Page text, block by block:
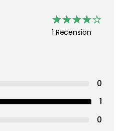
1 Recension
0
1
0